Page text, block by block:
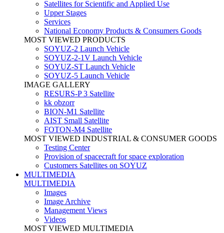
Satellites for Scientific and Applied Use
Upper Stages
Services
National Economy Products & Consumers Goods
MOST VIEWED PRODUCTS
SOYUZ-2 Launch Vehicle
SOYUZ-2-1V Launch Vehicle
SOYUZ-ST Launch Vehicle
SOYUZ-5 Launch Vehicle
IMAGE GALLERY
RESURS-P 3 Satellite
kk obzorr
BION-M1 Satellite
AIST Small Satellite
FOTON-M4 Satellite
MOST VIEWED INDUSTRIAL & CONSUMER GOODS
Testing Center
Provision of spacecraft for space exploration
Customers Satellites on SOYUZ
MULTIMEDIA
MULTIMEDIA
Images
Image Archive
Management Views
Videos
MOST VIEWED MULTIMEDIA